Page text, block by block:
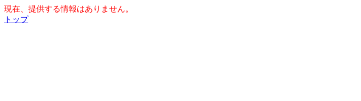
現在、提供する情報はありません。
トップ